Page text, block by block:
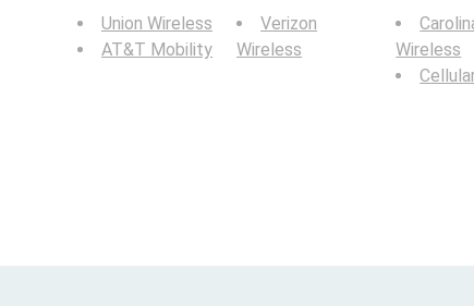
Union Wireless
AT&T Mobility
Verizon
Wireless
Wireless